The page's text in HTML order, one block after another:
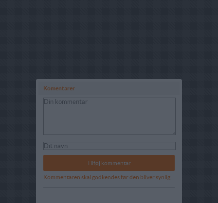
Komentarer
Kommentaren skal godkendes før den bliver synlig